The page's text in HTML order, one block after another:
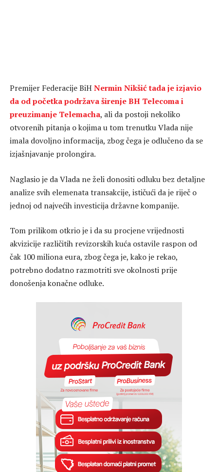
Premijer Federacije BiHNermin Nikšić tada je izjavio
da od početka podržava širenje BH Telecoma i
preuzimanje Telemacha, ali da postoji nekoliko
otvorenih pitanja o kojima u tom trenutku Vlada nije
imala dovoljno informacija, zbog čega je odlučeno da se
izjašnjavanje prolongira.
Naglasio je da Vlada ne želi donositi odluku bez detaljne
analize svih elemenata transakcije, ističući da je riječ o
jednoj od najvećih investicija državne kompanije.
Tom prilikom otkrio je i da su procjene vrijednosti
akvizicije različitih revizorskih kuća ostavile raspon od
čak 100 miliona eura, zbog čega je, kako je rekao,
potrebno dodatno razmotriti sve okolnosti prije
donošenja konačne odluke.